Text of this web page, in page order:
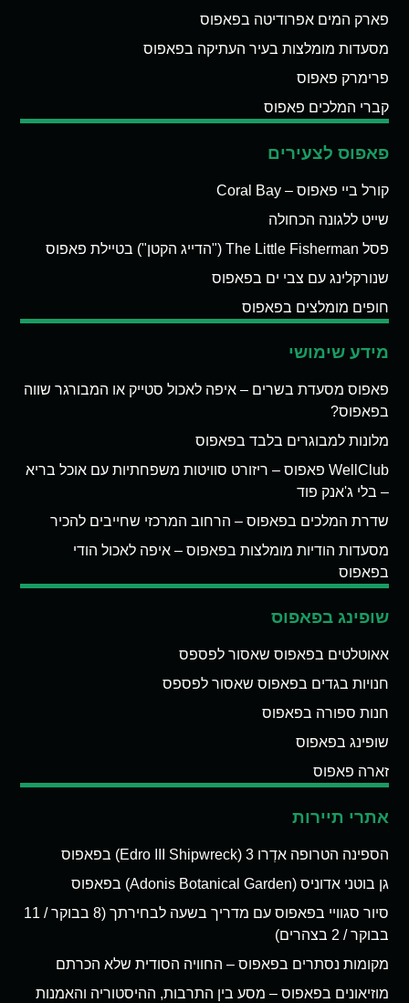
פארק המים אפרודיטה בפאפוס
מסעדות מומלצות בעיר העתיקה בפאפוס
פרימרק פאפוס
קברי המלכים פאפוס
פאפוס לצעירים
קורל ביי פאפוס – Coral Bay
שייט ללגונה הכחולה
פסל The Little Fisherman ("הדייג הקטן") בטיילת פאפוס
שנורקלינג עם צבי ים בפאפוס
חופים מומלצים בפאפוס
מידע שימושי
פאפוס מסעדת בשרים – איפה לאכול סטייק או המבורגר שווה
בפאפוס?
מלונות למבוגרים בלבד בפאפוס
WellClub פאפוס – ריזורט סוויטות משפחתיות עם אוכל בריא
– בלי ג'אנק פוד
שדרת המלכים בפאפוס – הרחוב המרכזי שחייבים להכיר
מסעדות הודיות מומלצות בפאפוס – איפה לאכול הודי
בפאפוס
שופינג בפאפוס
אאוטלטים בפאפוס שאסור לפספס
חנויות בגדים בפאפוס שאסור לפספס
חנות ספורה בפאפוס
שופינג בפאפוס
זארה פאפוס
אתרי תיירות
הספינה הטרופה אדְרו 3 (Edro III Shipwreck) בפאפוס
גן בוטני אדוניס (Adonis Botanical Garden) בפאפוס
סיור סגוויי בפאפוס עם מדריך בשעה לבחירתך (8 בבוקר / 11
בבוקר / 2 בצהרים)
מקומות נסתרים בפאפוס – החוויה הסודית שלא הכרתם
מוזיאונים בפאפוס – מסע בין התרבות, ההיסטוריה והאמנות